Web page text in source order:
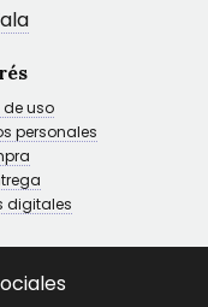
uso
personales
digitales